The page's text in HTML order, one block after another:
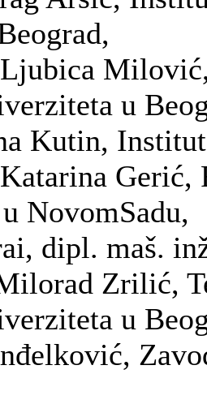
Milović,
u
Kutin, Institut
Gerić,
NovomSadu,
dipl. maš.
Zrilić,
u